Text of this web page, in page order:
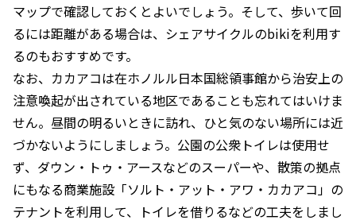
マップで確認しておくとよいでしょう。そして、歩いて回
るには距離がある場合は、シェアサイクルのbikiを利用す
るのもおすすめです。
なお、カカアコは在ホノルル日本国総領事館から治安上の
注意喚起が出されている地区であることも忘れてはいけま
せん。昼間の明るいときに訪れ、ひと気のない場所には近
づかないようにしましょう。公園の公衆トイレは使用せ
ず、ダウン・トゥ・アースなどのスーパーや、散策の拠点
にもなる商業施設「ソルト・アット・アワ・カカアコ」の
テナントを利用して、トイレを借りるなどの工夫をしまし